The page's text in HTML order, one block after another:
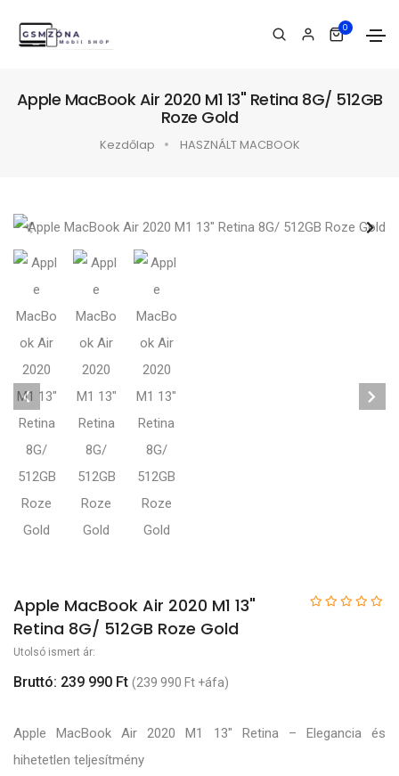
0
Apple MacBook Air 2020 M1 13" Retina 8G/ 512GB
Roze Gold
Kezdőlap HASZNÁLT MACBOOK
Apple MacBook Air 2020 M1 13"
Retina 8G/ 512GB Roze Gold
Utolsó ismert ár:
Bruttó: 239 990 Ft (239 990 Ft +áfa)
Apple MacBook Air 2020 M1 13" Retina – Elegancia és
hihetetlen teljesítmény